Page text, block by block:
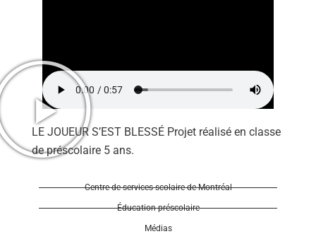
LE JOUEUR S’EST BLESSÉ Projet réalisé en classe
de préscolaire 5 ans.
Centre de services scolaire de Montréal
Éducation préscolaire
Médias